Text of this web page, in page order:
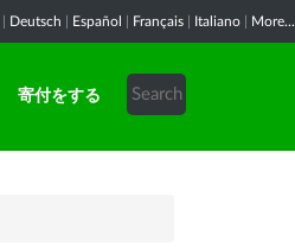
Deutsch Español Français Italiano More...
寄付をする